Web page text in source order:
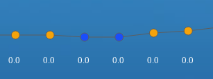
0.0 0.0 0.0 0.0 0.0 0.0